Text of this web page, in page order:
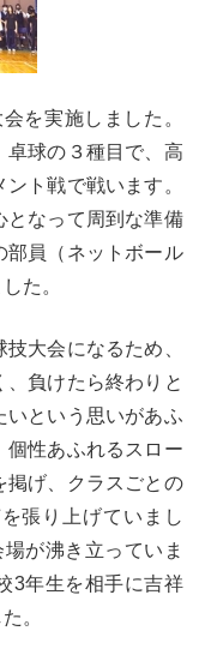
を実施しました。
卓球の３種目で、高
ト戦で戦います。
となって周到な準備
部員（ネットボール
た。
大会になるため、
負けたら終わりと
いという思いがあふ
個性あふれるスロー
掲げ、クラスごとの
張り上げていまし
が沸き立っていま
3年生を相手に吉祥
。